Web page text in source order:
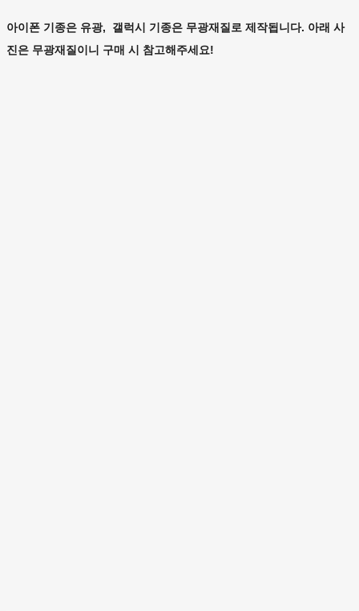
아이폰 기종은 유광, 갤럭시 기종은 무광재질로 제작됩니다. 아래 사
진은 무광재질이니 구매 시 참고해주세요!